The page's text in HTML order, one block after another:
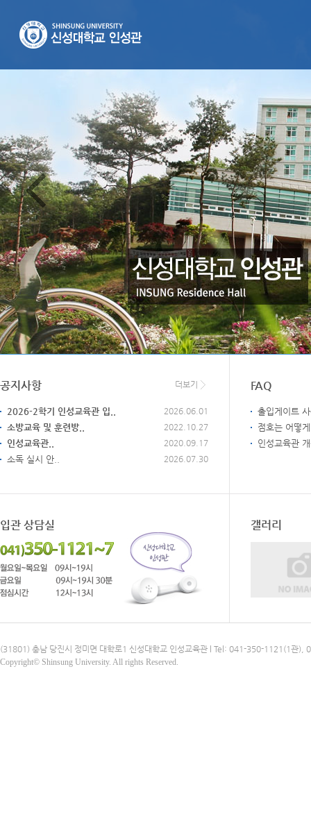
공지사항 더보기
2026-2학기 인성교육관 입.. 2026.06.01
소방교육 및 훈련방.. 2022.10.27
인성교육관.. 2020.09.17
소독 실시 안.. 2026.07.30
FAQ
출입게이트
점호는 어떻
인성교육관
입관 상담실 갤러리
(31801) 충남 당진시 정미면 대학로1 신성대학교 인성교육관 l Tel: 041-350-1121(1
Copyright© Shinsung University. All rights Reserved.